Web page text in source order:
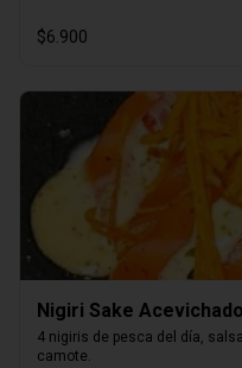
$6.900
Nigiri Sake Acevichado
4 nigiris de pesca del día,
camote.